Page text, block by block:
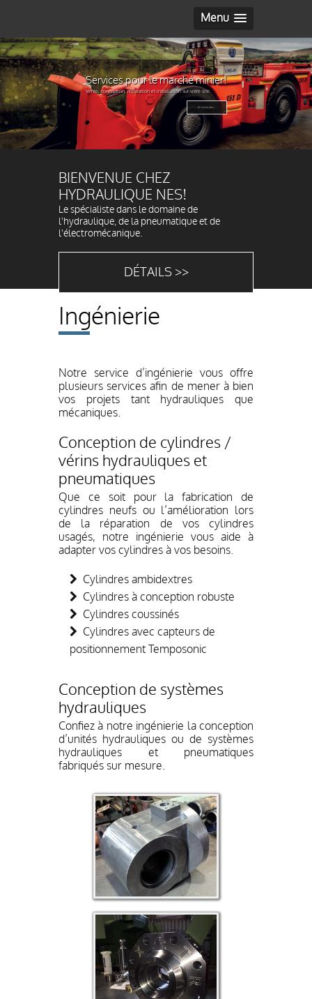
Menu
Services pour le marché minier!
Vente, conception, réparation et installation sur votre site.
En savoir plus...
BIENVENUE CHEZ
HYDRAULIQUE NES!
Le spécialiste dans le domaine de
l'hydraulique, de la pneumatique et de
l'électromécanique.
DÉTAILS >>
Ingénierie
Notre service d’ingénierie vous offre
plusieurs services afin de mener à bien
vos projets tant hydrauliques que
mécaniques.
Conception de cylindres /
vérins hydrauliques et
pneumatiques
Que ce soit pour la fabrication de
cylindres neufs ou l’amélioration lors
de la réparation de vos cylindres
usagés, notre ingénierie vous aide à
adapter vos cylindres à vos besoins.
Cylindres ambidextres
Cylindres à conception robuste
Cylindres coussinés
Cylindres avec capteurs de
positionnement Temposonic
Conception de systèmes
hydrauliques
Confiez à notre ingénierie la conception
d’unités hydrauliques ou de systèmes
hydrauliques et pneumatiques
fabriqués sur mesure.